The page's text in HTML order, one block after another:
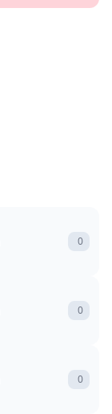
0
0
0